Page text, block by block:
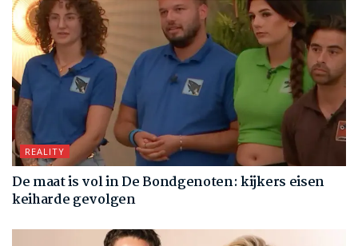
REALITY
De maat is vol in De Bondgenoten: kijkers eisen
keiharde gevolgen